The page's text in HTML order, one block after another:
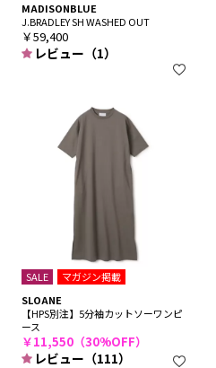
MADISONBLUE
J.BRADLEY SH WASHED OUT
￥59,400
レビュー（1）
SALE
マガジン掲載
SLOANE
【HPS別注】5分袖カットソーワンピ
ース
￥11,550（30%OFF）
レビュー（111）